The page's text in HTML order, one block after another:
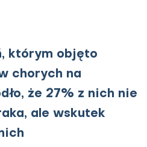
którym objęto
chorych na
że 27% z nich nie
ale wskutek